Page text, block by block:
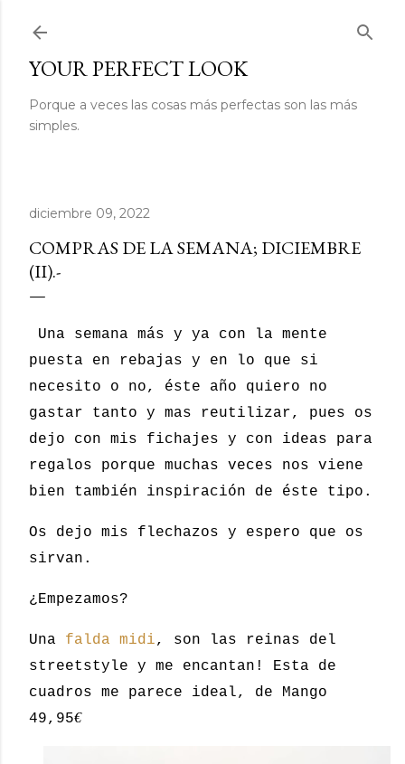
YOUR PERFECT LOOK
Porque a veces las cosas más perfectas son las más
simples.
diciembre 09, 2022
COMPRAS DE LA SEMANA; DICIEMBRE
(II).-
Una semana más y ya con la mente
puesta en rebajas y en lo que si
necesito o no, éste año quiero no
gastar tanto y mas reutilizar, pues os
dejo con mis fichajes y con ideas para
regalos porque muchas veces nos viene
bien también inspiración de éste tipo.
Os dejo mis flechazos y espero que os
sirvan.
¿Empezamos?
Una falda midi, son las reinas del
streetstyle y me encantan! Esta de
cuadros me parece ideal, de Mango
49,95€